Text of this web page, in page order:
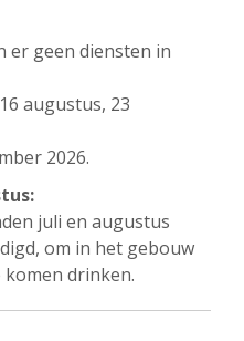
er geen diensten in
augustus, 23
2026.
juli en augustus
om in het gebouw
drinken.